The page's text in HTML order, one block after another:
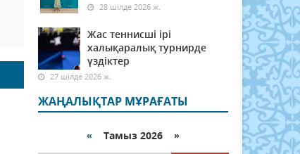
28 шілде 2026 ж.
Жас теннисші ірі
халықаралық турнирде
үздіктер
27 шілде 2026 ж.
ЖАҢАЛЫҚТАР МҰРАҒАТЫ
« Тамыз 2026 »